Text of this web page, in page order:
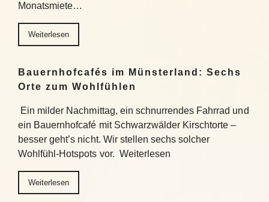
Monatsmiete…
Weiterlesen
Bauernhofcafés im Münsterland: Sechs
Orte zum Wohlfühlen
Ein milder Nachmittag, ein schnurrendes Fahrrad und
ein Bauernhofcafé mit Schwarzwälder Kirschtorte –
besser geht’s nicht. Wir stellen sechs solcher
Wohlfühl-Hotspots vor. Weiterlesen
Weiterlesen